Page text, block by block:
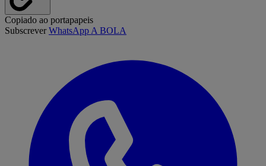
Copiado ao portapapeis
SubscreverWhatsApp A BOLA